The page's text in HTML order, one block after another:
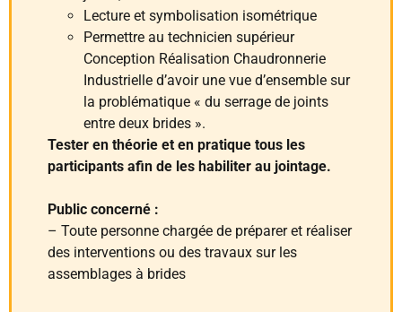
Lecture et symbolisation isométrique
Permettre au technicien supérieur
Conception Réalisation Chaudronnerie
Industrielle d’avoir une vue d’ensemble sur
la problématique « du serrage de joints
entre deux brides ».
Tester en théorie et en pratique tous les
participants afin de les habiliter au jointage.
Public concerné :
– Toute personne chargée de préparer et réaliser
des interventions ou des travaux sur les
assemblages à brides